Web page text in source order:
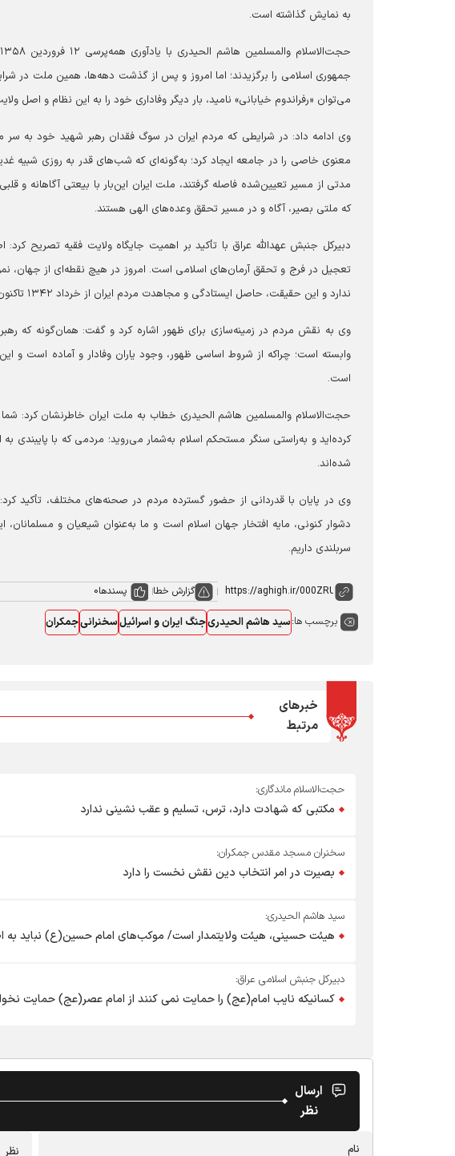
به نمایش گذاشته است.
جمهوری اسلامی را برگزیدند؛ اما امروز و پس از گذشت دهه‌ها، همین ملت در
می‌توان «رفراندوم خیابانی» نامید، بار دیگر وفاداری خود را به این نظام و اصل
وی ادامه داد: در شرایطی که مردم ایران در سوگ فقدان رهبر شهید خود به
معنوی خاصی را در جامعه ایجاد کرد؛ به‌گونه‌ای که شب‌های قدر به روزی شبیه
مدتی از مسیر تعیین‌شده فاصله گرفتند، ملت ایران این‌بار با بیعتی آگاهانه و
که ملتی بصیر، آگاه و در مسیر تحقق وعده‌های الهی هستند.
دبیرکل جنبش عهدالله عراق با تأکید بر اهمیت جایگاه ولایت فقیه تصریح
تعجیل در فرج و تحقق آرمان‌های اسلامی است. امروز در هیچ نقطه‌ای از جهان،
ندارد و این حقیقت، حاصل ایستادگی و مجاهدت مردم ایران از خرداد ۱۳۴۲ تاکنون است.
وی به نقش مردم در زمینه‌سازی برای ظهور اشاره کرد و گفت: همان‌گونه که
وابسته است؛ چراکه از شروط اساسی ظهور، وجود یاران وفادار و آماده است
است.
حجت‌الاسلام والمسلمین هاشم الحیدری خطاب به ملت ایران خاطرنشان کرد:
کرده‌اید و به‌راستی سنگر مستحکم اسلام به‌شمار می‌روید؛ مردمی که با پایبندی به
شده‌اند.
وی در پایان با قدردانی از حضور گسترده مردم در صحنه‌های مختلف، تأکید
دشوار کنونی، مایه افتخار جهان اسلام است و ما به‌عنوان شیعیان و مسلمانان،
سربلندی داریم.
گزارش خطا پسندها0
برچسب ها:سید هاشم الحیدریجنگ ایران و اسرائیلسخنرانیجمکران
خبرهای
مرتبط
حجت‌الاسلام ماندگاری:
مکتبی که شهادت دارد، ترس، تسلیم و عقب نشینی ندارد
سخنران مسجد مقدس جمکران:
بصیرت در امر انتخاب دین نقش نخست را دارد
سید هاشم الحیدری:
هیئت حسینی، هیئت ولایتمدار است/ موکب‌های امام حسین(ع) نباید به
دبیرکل جنبش اسلامی عراق:
کسانیکه نایب امام(عج) را حمایت نمی کنند از امام عصر(عج) حمایت
ارسال
نظر